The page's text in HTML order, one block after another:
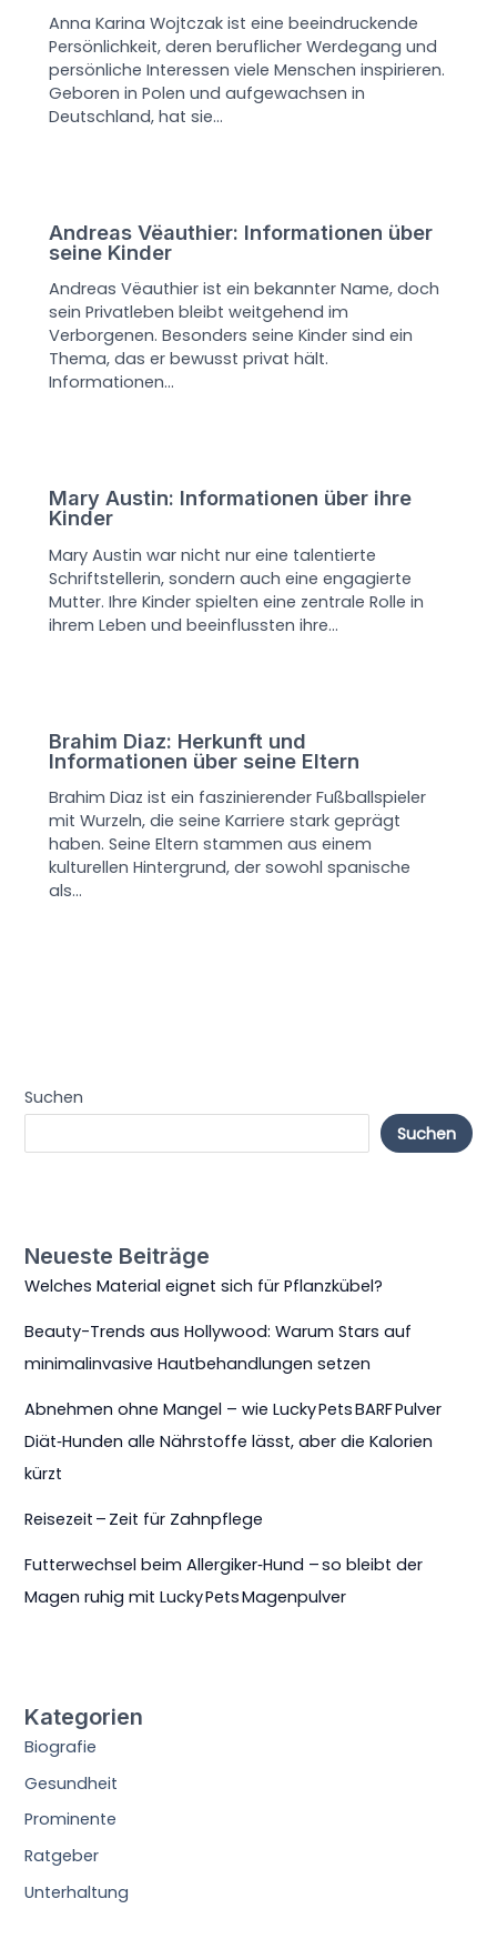
Anna Karina Wojtczak ist eine beeindruckende
Persönlichkeit, deren beruflicher Werdegang und
persönliche Interessen viele Menschen inspirieren.
Geboren in Polen und aufgewachsen in
Deutschland, hat sie…
Andreas Vëauthier: Informationen über
seine Kinder
Andreas Vëauthier ist ein bekannter Name, doch
sein Privatleben bleibt weitgehend im
Verborgenen. Besonders seine Kinder sind ein
Thema, das er bewusst privat hält.
Informationen…
Mary Austin: Informationen über ihre
Kinder
Mary Austin war nicht nur eine talentierte
Schriftstellerin, sondern auch eine engagierte
Mutter. Ihre Kinder spielten eine zentrale Rolle in
ihrem Leben und beeinflussten ihre…
Brahim Diaz: Herkunft und
Informationen über seine Eltern
Brahim Diaz ist ein faszinierender Fußballspieler
mit Wurzeln, die seine Karriere stark geprägt
haben. Seine Eltern stammen aus einem
kulturellen Hintergrund, der sowohl spanische
als…
Suchen
Suchen
Neueste Beiträge
Welches Material eignet sich für Pflanzkübel?
Beauty-Trends aus Hollywood: Warum Stars auf
minimalinvasive Hautbehandlungen setzen
Abnehmen ohne Mangel – wie Lucky Pets BARF Pulver
Diät‑Hunden alle Nährstoffe lässt, aber die Kalorien
kürzt
Reisezeit – Zeit für Zahnpflege
Futterwechsel beim Allergiker‑Hund – so bleibt der
Magen ruhig mit Lucky Pets Magenpulver
Kategorien
Biografie
Gesundheit
Prominente
Ratgeber
Unterhaltung